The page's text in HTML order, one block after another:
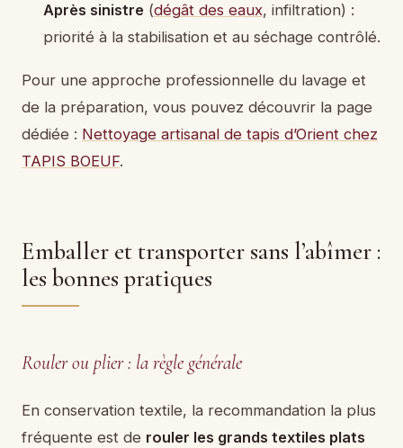
Après sinistre(dégât des eaux, infiltration) :
priorité à la stabilisation et au séchage contrôlé.
Pour une approche professionnelle du lavage et
de la préparation, vous pouvez découvrir la page
dédiée : Nettoyage artisanal de tapis d’Orient chez
TAPIS BOEUF.
Emballer et transporter sans l’abîmer :
les bonnes pratiques
Rouler ou plier : la règle générale
En conservation textile, la recommandation la plus
fréquente est de rouler les grands textiles plats